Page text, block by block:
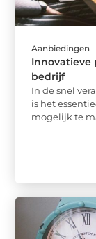
Aanbiedingen
Innovatieve
bedrijf
In de snel
is het
mogelijk te